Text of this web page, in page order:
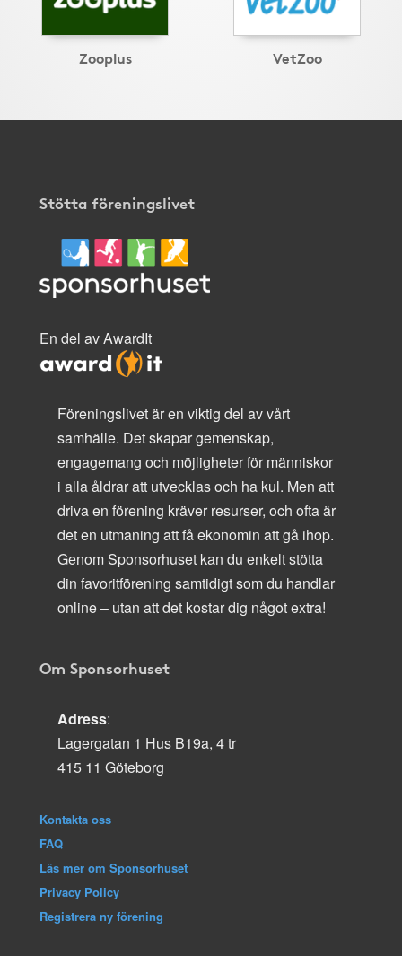
Zooplus VetZoo
Stötta föreningslivet
En del av AwardIt
Föreningslivet är en viktig del av vårt
samhälle. Det skapar gemenskap,
engagemang och möjligheter för människor
i alla åldrar att utvecklas och ha kul. Men att
driva en förening kräver resurser, och ofta är
det en utmaning att få ekonomin att gå ihop.
Genom Sponsorhuset kan du enkelt stötta
din favoritförening samtidigt som du handlar
online – utan att det kostar dig något extra!
Om Sponsorhuset
Adress:
Lagergatan 1 Hus B19a, 4 tr
415 11 Göteborg
Kontakta oss
FAQ
Läs mer om Sponsorhuset
Privacy Policy
Registrera ny förening